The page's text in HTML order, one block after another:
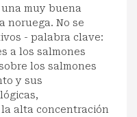
muy buena
noruega. No se
- palabra clave:
a los salmones
los salmones
y sus
alta concentración